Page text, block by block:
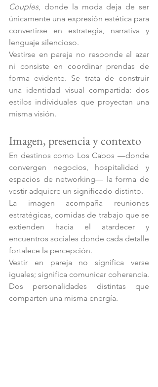
Couples, donde la moda deja de ser
únicamente una expresión estética para
convertirse en estrategia, narrativa y
lenguaje silencioso.
Vestirse en pareja no responde al azar
ni consiste en coordinar prendas de
forma evidente. Se trata de construir
una identidad visual compartida: dos
estilos individuales que proyectan una
misma visión.
Imagen, presencia y contexto
En destinos como Los Cabos —donde
convergen negocios, hospitalidad y
espacios de networking— la forma de
vestir adquiere un significado distinto.
La imagen acompaña reuniones
estratégicas, comidas de trabajo que se
extienden hacia el atardecer y
encuentros sociales donde cada detalle
fortalece la percepción.
Vestir en pareja no significa verse
iguales; significa comunicar coherencia.
Dos personalidades distintas que
comparten una misma energía.